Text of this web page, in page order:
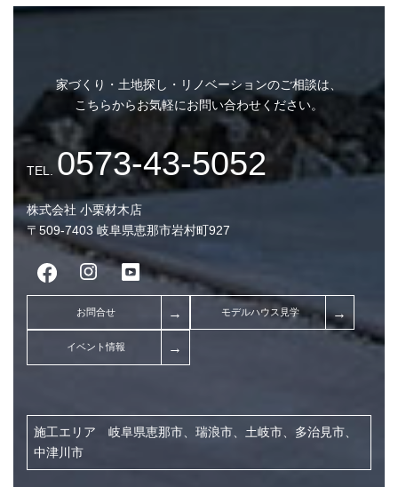
家づくり・土地探し・リノベーションのご相談は、
こちらからお気軽にお問い合わせください。
株式会社 小栗材木店
〒509-7403 岐阜県恵那市岩村町927
施工エリア 岐阜県恵那市、瑞浪市、土岐市、多治見市、
中津川市